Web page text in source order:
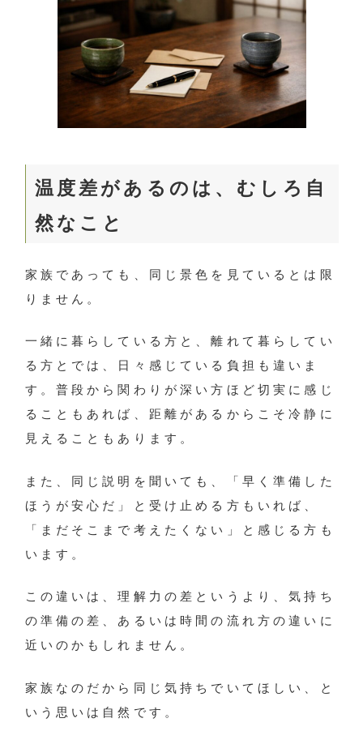
温度差があるのは、むしろ自
然なこと
家族であっても、同じ景色を見ているとは限
りません。
一緒に暮らしている方と、離れて暮らしてい
る方とでは、日々感じている負担も違いま
す。普段から関わりが深い方ほど切実に感じ
ることもあれば、距離があるからこそ冷静に
見えることもあります。
また、同じ説明を聞いても、「早く準備した
ほうが安心だ」と受け止める方もいれば、
「まだそこまで考えたくない」と感じる方も
います。
この違いは、理解力の差というより、気持ち
の準備の差、あるいは時間の流れ方の違いに
近いのかもしれません。
家族なのだから同じ気持ちでいてほしい、と
いう思いは自然です。